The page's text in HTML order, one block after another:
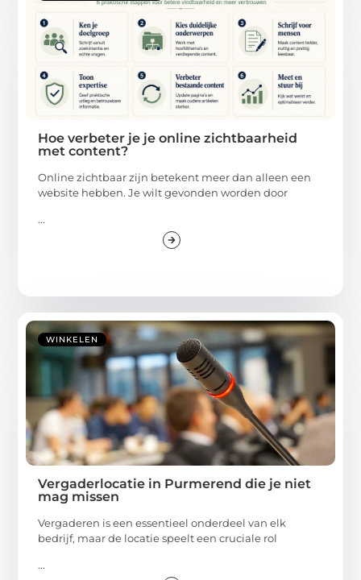
Hoe verbeter je je online zichtbaarheid
met content?
Online zichtbaar zijn betekent meer dan alleen een
website hebben. Je wilt gevonden worden door
...
WINKELEN
Vergaderlocatie in Purmerend die je niet
mag missen
Vergaderen is een essentieel onderdeel van elk
bedrijf, maar de locatie speelt een cruciale rol
...